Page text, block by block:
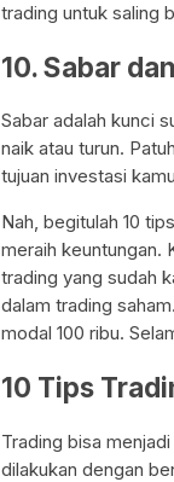
trading untuk saling
10. Sabar
Sabar adalah kunci
naik atau turun.
tujuan investasi
Nah, begitulah 10
meraih keuntungan.
trading yang sudah
dalam trading
modal 100 ribu.
10 Tips
Trading bisa
dilakukan dengan